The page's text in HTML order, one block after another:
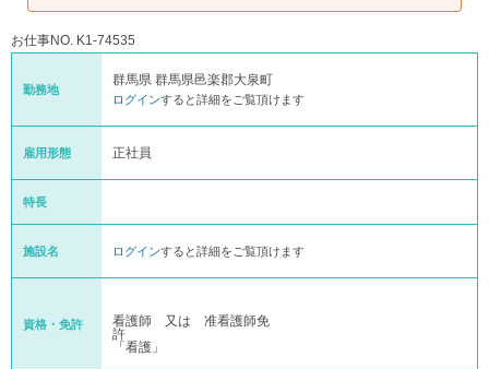
お仕事NO. K1-74535
勤務地
群馬県 群馬県邑楽郡大泉町
ログインすると詳細をご覧頂けます
雇用形態 正社員
特長
施設名 ログインすると詳細をご覧頂けます
資格・免許
看護師 又は 准看護師免
許
「看護」